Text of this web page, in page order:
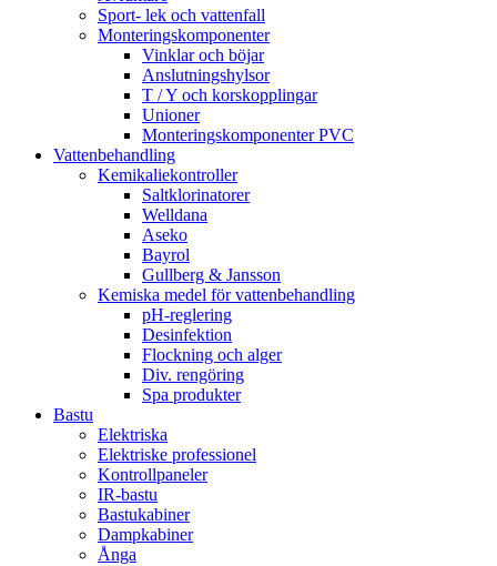
Sport- lek och vattenfall
Monteringskomponenter
Vinklar och böjar
Anslutningshylsor
T / Y och korskopplingar
Unioner
Monteringskomponenter PVC
Vattenbehandling
Kemikaliekontroller
Saltklorinatorer
Welldana
Aseko
Bayrol
Gullberg & Jansson
Kemiska medel för vattenbehandling
pH-reglering
Desinfektion
Flockning och alger
Div. rengöring
Spa produkter
Bastu
Elektriska
Elektriske professionel
Kontrollpaneler
IR-bastu
Bastukabiner
Dampkabiner
Ånga